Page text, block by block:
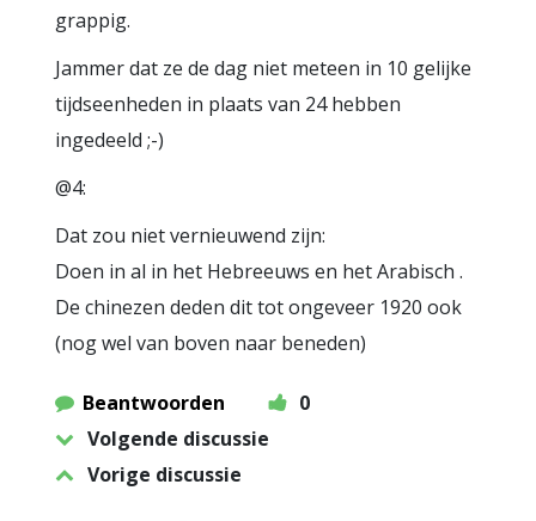
grappig.
Jammer dat ze de dag niet meteen in 10 gelijke
tijdseenheden in plaats van 24 hebben
ingedeeld ;-)
@4:
Dat zou niet vernieuwend zijn:
Doen in al in het Hebreeuws en het Arabisch .
De chinezen deden dit tot ongeveer 1920 ook
(nog wel van boven naar beneden)
Beantwoorden
0
Volgende discussie
Vorige discussie